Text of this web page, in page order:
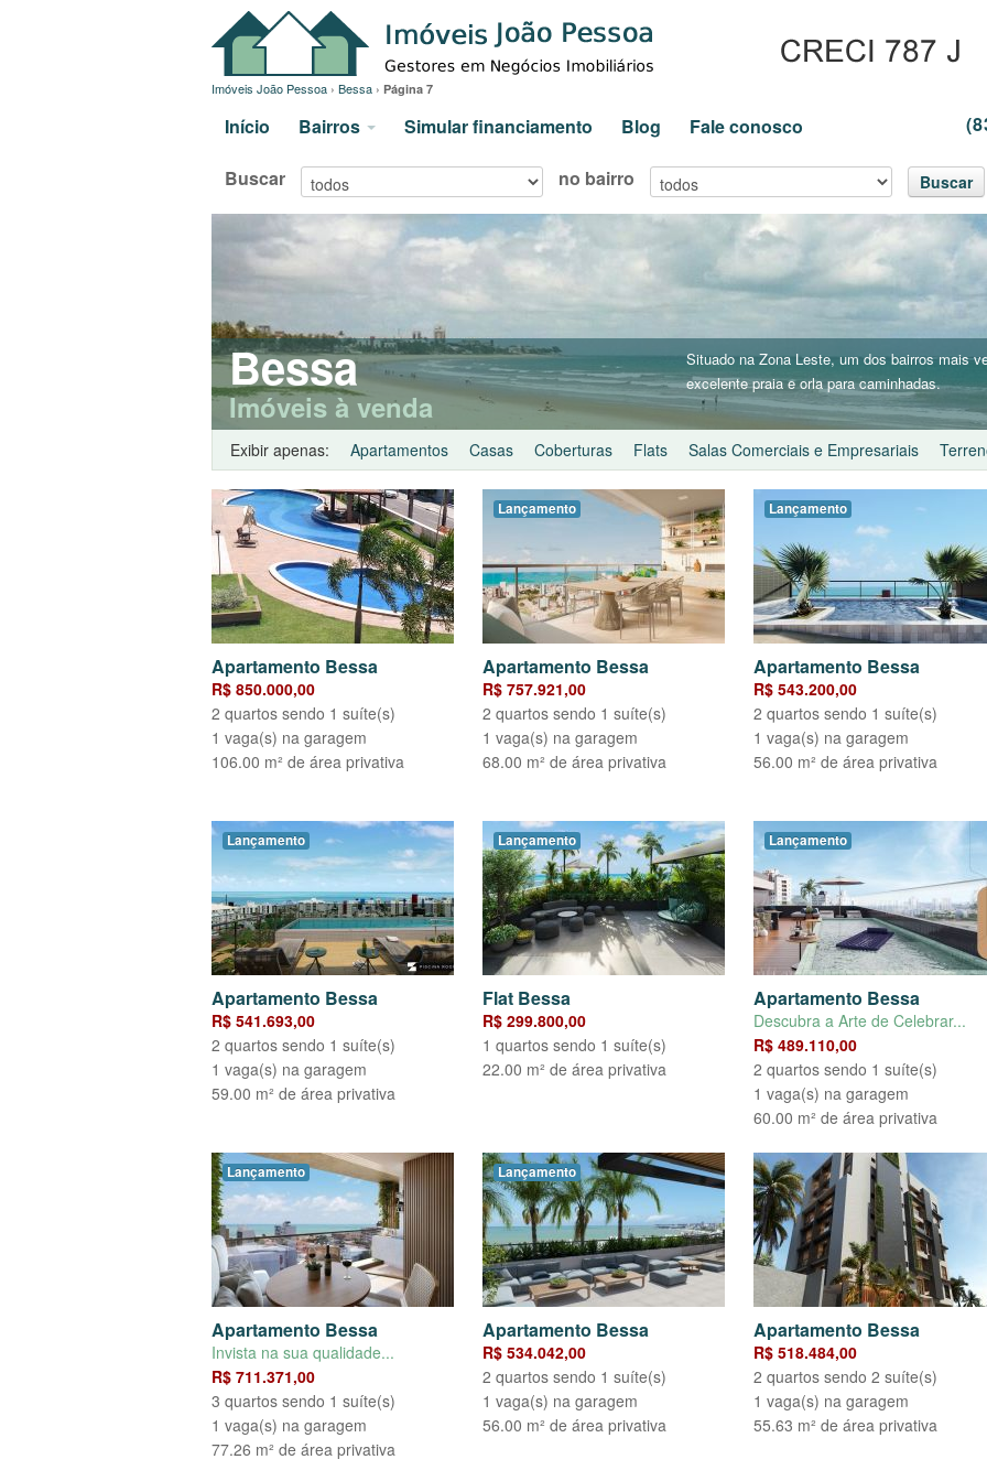
Imóveis João Pessoa › Bessa › Página 7
Início Bairros Simular financiamento Blog Fale conosco
Buscar no bairro Buscar
Situado na Zona Leste, um dos bairros mais
excelente praia e orla para caminhadas.
Bessa
Imóveis à venda
Exibir apenas: Apartamentos Casas Coberturas Flats Salas Comerciais e Empresariais
Apartamento Bessa
R$ 850.000,00
2 quartos sendo 1 suíte(s)
1 vaga(s) na garagem
106.00 m² de área privativa
Lançamento
Apartamento Bessa
R$ 757.921,00
2 quartos sendo 1 suíte(s)
1 vaga(s) na garagem
68.00 m² de área privativa
Lançamento
Apartamento Bessa
R$ 543.200,00
2 quartos sendo 1 suíte(s)
1 vaga(s) na garagem
56.00 m² de área privativa
Lançamento
Apartamento Bessa
R$ 541.693,00
2 quartos sendo 1 suíte(s)
1 vaga(s) na garagem
59.00 m² de área privativa
Lançamento
Flat Bessa
R$ 299.800,00
1 quartos sendo 1 suíte(s)
22.00 m² de área privativa
Lançamento
Apartamento Bessa
Descubra a Arte de Celebrar...
R$ 489.110,00
2 quartos sendo 1 suíte(s)
1 vaga(s) na garagem
60.00 m² de área privativa
Lançamento
Apartamento Bessa
Invista na sua qualidade...
R$ 711.371,00
3 quartos sendo 1 suíte(s)
1 vaga(s) na garagem
77.26 m² de área privativa
Lançamento
Apartamento Bessa
R$ 534.042,00
2 quartos sendo 1 suíte(s)
1 vaga(s) na garagem
56.00 m² de área privativa
Apartamento Bessa
R$ 518.484,00
2 quartos sendo 2 suíte(s)
1 vaga(s) na garagem
55.63 m² de área privativa